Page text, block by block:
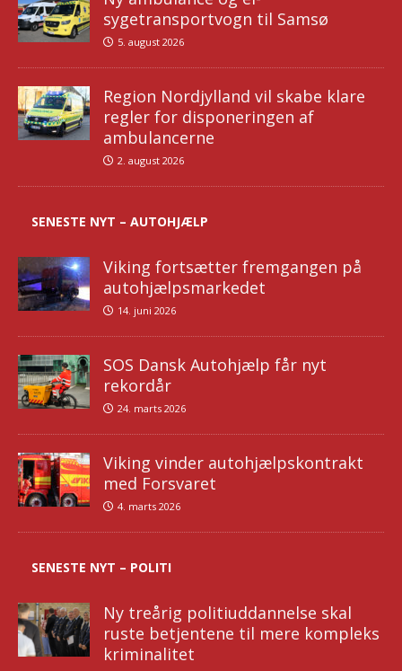
sygetransportvogn til Samsø
5. august 2026
Region Nordjylland vil skabe klare
regler for disponeringen af
ambulancerne
2. august 2026
SENESTE NYT – AUTOHJÆLP
Viking fortsætter fremgangen på
autohjælpsmarkedet
14. juni 2026
SOS Dansk Autohjælp får nyt
rekordår
24. marts 2026
Viking vinder autohjælpskontrakt
med Forsvaret
4. marts 2026
SENESTE NYT – POLITI
Ny treårig politiuddannelse skal
ruste betjentene til mere kompleks
kriminalitet